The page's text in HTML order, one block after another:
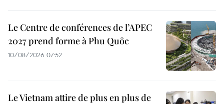
Le Centre de conférences de l’APEC
2027 prend forme à Phu Quôc
10/08/2026 07:52
Le Vietnam attire de plus en plus de